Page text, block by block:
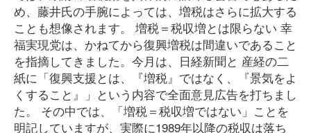
め、藤井氏の手腕によっては、増税はさらに拡大する
ことも想像されます。 増税＝税収増とは限らない 幸
福実現党は、かねてから復興増税は間違いであること
を指摘してきました。今月は、日経新聞と 産経の二
紙に「復興支援とは、『増税』ではなく、『景気をよ
くすること』」という内容で全面意見広告を打ちまし
た。 その中では、「増税＝税収増ではない」ことを
明記していますが、実際に1989年以降の税収は落ち